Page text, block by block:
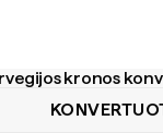
kronos